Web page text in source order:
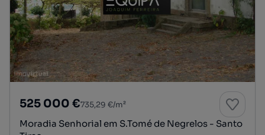
525 000 €735,29 €/m²
Moradia Senhorial em S.Tomé de Negrelos - Santo